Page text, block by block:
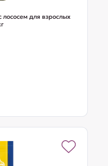
лососем для взрослых